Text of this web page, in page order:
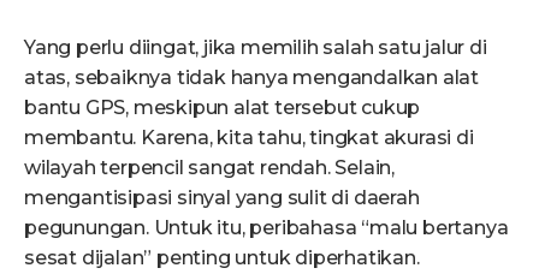
Yang perlu diingat, jika memilih salah satu jalur di
atas, sebaiknya tidak hanya mengandalkan alat
bantu GPS, meskipun alat tersebut cukup
membantu. Karena, kita tahu, tingkat akurasi di
wilayah terpencil sangat rendah. Selain,
mengantisipasi sinyal yang sulit di daerah
pegunungan. Untuk itu, peribahasa “malu bertanya
sesat dijalan” penting untuk diperhatikan.